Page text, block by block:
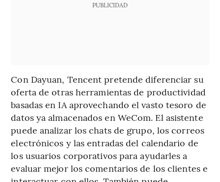
PUBLICIDAD
Con Dayuan, Tencent pretende diferenciar su
oferta de otras herramientas de productividad
basadas en IA aprovechando el vasto tesoro de
datos ya almacenados en WeCom. El asistente
puede analizar los chats de grupo, los correos
electrónicos y las entradas del calendario de
los usuarios corporativos para ayudarles a
evaluar mejor los comentarios de los clientes e